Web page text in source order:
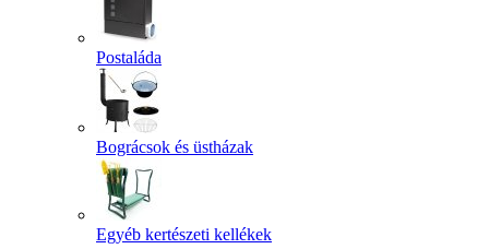
Postaláda
Bográcsok és üstházak
Egyéb kertészeti kellékek